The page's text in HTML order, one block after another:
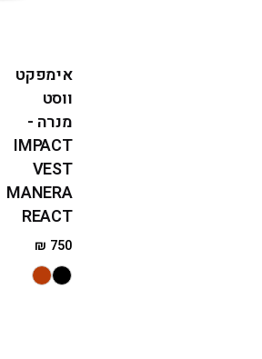
אימפקט
ווסט
מנרה -
IMPACT
VEST
MANERA
REACT
₪ 750